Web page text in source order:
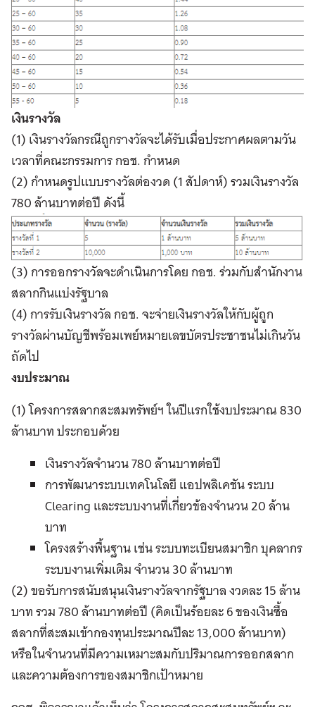
เงินรางวัล
(1) เงินรางวัลกรณีถูกรางวัลจะได้รับเมื่อประกาศผลตามวัน
เวลาที่คณะกรรมการ กอช. กำหนด
(2) กำหนดรูปแบบรางวัลต่องวด (1 สัปดาห์) รวมเงินรางวัล
780 ล้านบาทต่อปี ดังนี้
(3) การออกรางวัลจะดำเนินการโดย กอช. ร่วมกับสำนักงาน
สลากกินแบ่งรัฐบาล
(4) การรับเงินรางวัล กอช. จะจ่ายเงินรางวัลให้กับผู้ถูก
รางวัลผ่านบัญชีพร้อมเพย์หมายเลขบัตรประชาชนไม่เกินวัน
ถัดไป
งบประมาณ
(1) โครงการสลากสะสมทรัพย์ฯ ในปีแรกใช้งบประมาณ 830
ล้านบาท ประกอบด้วย
เงินรางวัลจำนวน 780 ล้านบาทต่อปี
การพัฒนาระบบเทคโนโลยี แอปพลิเคชัน ระบบ
Clearing และระบบงานที่เกี่ยวข้องจำนวน 20 ล้าน
บาท
โครงสร้างพื้นฐาน เช่น ระบบทะเบียนสมาชิก บุคลากร
ระบบงานเพิ่มเติม จำนวน 30 ล้านบาท
(2) ขอรับการสนับสนุนเงินรางวัลจากรัฐบาล งวดละ 15 ล้าน
บาท รวม 780 ล้านบาทต่อปี (คิดเป็นร้อยละ 6 ของเงินซื้อ
สลากที่สะสมเข้ากองทุนประมาณปีละ 13,000 ล้านบาท)
หรือในจำนวนที่มีความเหมาะสมกับปริมาณการออกสลาก
และความต้องการของสมาชิกเป้าหมาย